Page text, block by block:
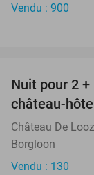
Vendu : 900
Nuit pour 2
château-
Château De Looz
Borgloon
Vendu : 130